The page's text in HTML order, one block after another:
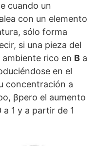
cuando un
con un elemento
sólo forma
si una pieza del
rico en B a
en el
concentración a
βpero el aumento
1 y a partir de 1